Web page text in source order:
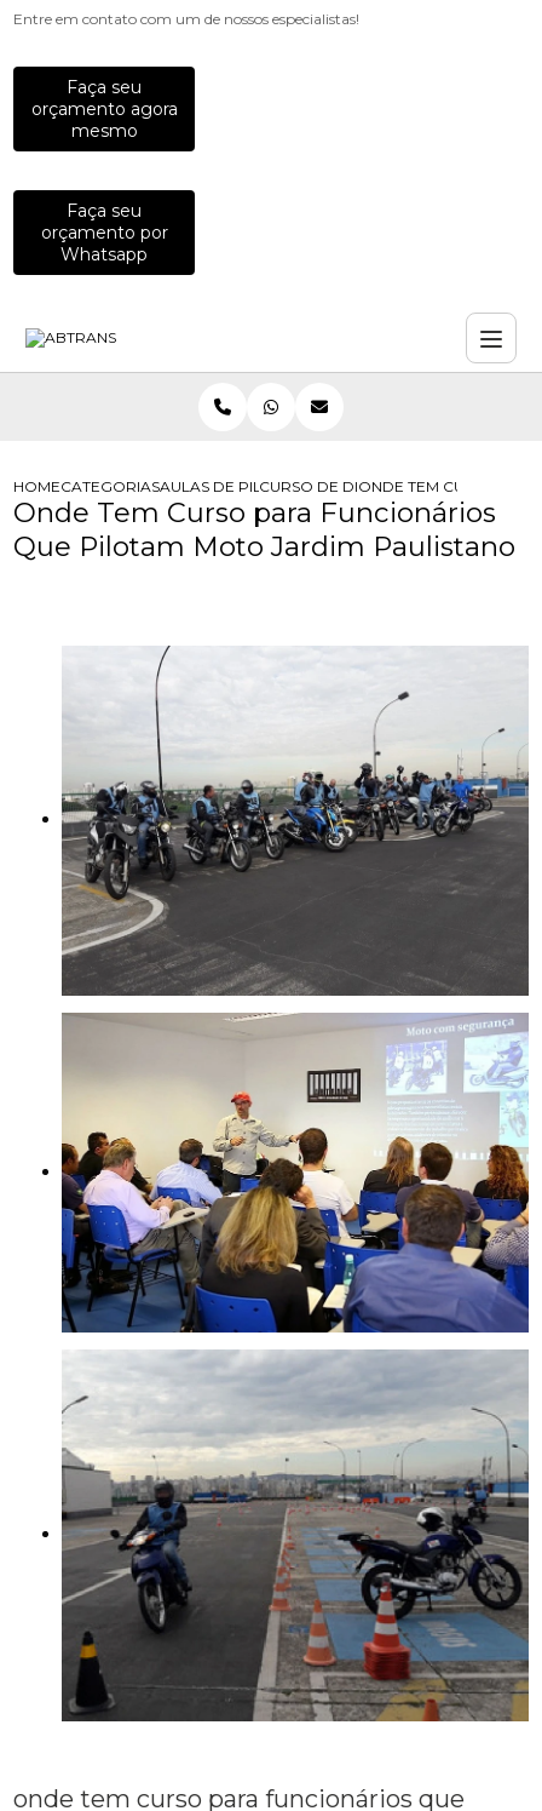
Entre em contato com um de nossos especialistas!
Faça seu
orçamento agora
mesmo
Faça seu
orçamento por
Whatsapp
HOMECATEGORIASAULAS DE PILOTAGEM PARA EMPRESAS
CURSO DE DIRECAO DE MOTO PARA
ONDE TEM CURSO
Onde Tem Curso para Funcionários
Que Pilotam Moto Jardim Paulistano
onde tem curso para funcionários que